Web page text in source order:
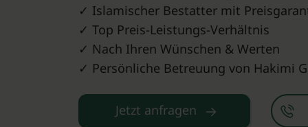
✓ Islamischer Bestatter mit
✓ Top Preis-Leistungs-Verhältnis
✓ Nach Ihren Wünschen & Werten
✓ Persönliche Betreuung von Hakimi
Jetzt anfragen